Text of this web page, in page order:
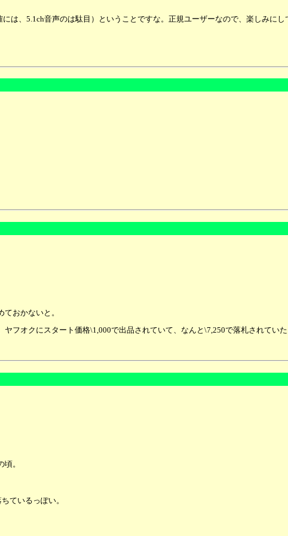
は、5.1ch音声のは駄目）ということですな。正規ユーザーなので、楽しみにし
おかないと。
ヤフオクにスタート価格\1,000で出品されていて、なんと\7,250で落札されて
。
ているっぽい。